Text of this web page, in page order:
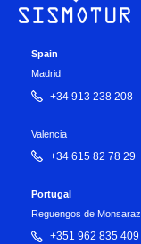
Spain
Madrid
+34 913 238 208
Valencia
+34 615 82 78 29
Portugal
Reguengos de Monsaraz
+351 962 835 409